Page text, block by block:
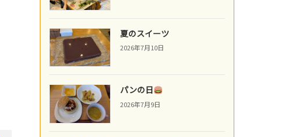
夏のスイーツ
2026年7月10日
パンの日
2026年7月9日